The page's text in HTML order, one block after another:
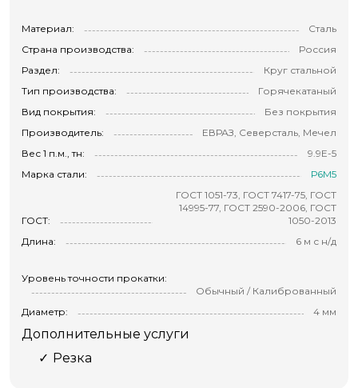
Материал:
Сталь
Страна производства:
Россия
Раздел:
Круг стальной
Тип производства:
Горячекатаный
Вид покрытия:
Без покрытия
Производитель:
ЕВРАЗ, Северсталь, Мечел
Вес 1 п.м., тн:
9.9E-5
Марка стали:
Р6М5
ГОСТ:
ГОСТ 1051-73, ГОСТ 7417-75, ГОСТ
14995-77, ГОСТ 2590-2006, ГОСТ
1050-2013
Длина:
6 м с н/д
Уровень точности прокатки:
Обычный / Калиброванный
Диаметр:
4 мм
Дополнительные услуги
Резка